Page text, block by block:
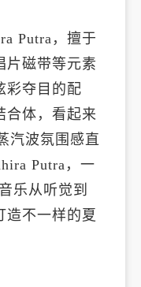
Putra，擅于
片磁带等元素
彩夺目的配
合体，看起来
汽波氛围感直
Putra，一
乐从听觉到
造不一样的夏